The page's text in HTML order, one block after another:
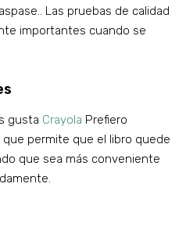
Las pruebas de calidad
importantes cuando se
gusta Crayola Prefiero
permite que el libro quede
que sea más conveniente